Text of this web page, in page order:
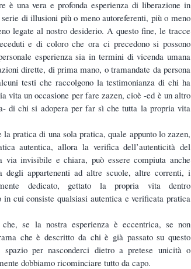
è una vera e profonda esperienza di liberazione in
serie di illusioni più o meno autoreferenti, più o meno
legate al nostro desiderio. A questo fine, le tracce
e di coloro che ora ci precedono si possono
esperienza sia in termini di vicenda umana
dirette, di prima mano, o tramandate da persona
testi che raccolgono la testimonianza di chi ha
vita un occasione per fare zazen, cioè -ed è un altro
di chi si adopera per far sì che tutta la propria vita
pratica di una sola pratica, quale appunto lo zazen,
autentica, allora la verifica dell’autenticità del
via invisibile e chiara, può essere compiuta anche
degli appartenenti ad altre scuole, altre correnti, i
dedicato, gettato la propria vita dentro
in cui consiste qualsiasi autentica e verificata pratica
se la nostra esperienza è eccentrica, se non
che è descritto da chi è già passato su questo
per nasconderci dietro a pretese unicità o
dobbiamo ricominciare tutto da capo.